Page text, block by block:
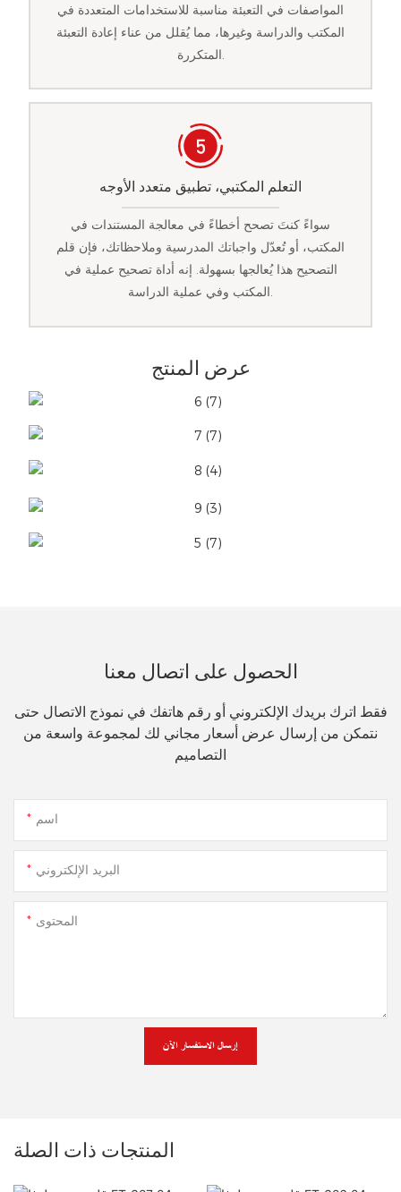
المواصفات في التعبئة مناسبة للاستخدامات المتعددة في
المكتب والدراسة وغيرها، مما يُقلل من عناء إعادة التعبئة
التعلم المكتبي، تطبيق متعدد الأوجه
سواءً كنتَ تصحح أخطاءً في معالجة المستندات في
المكتب، أو تُعدّل واجباتك المدرسية وملاحظاتك، فإن قلم
التصحيح هذا يُعالجها بسهولة. إنه أداة تصحيح عملية في
المكتب وفي عملية الدراسة.
عرض المنتج
الحصول على اتصال معنا
فقط اترك بريدك الإلكتروني أو رقم هاتفك في نموذج الاتصال حتى
نتمكن من إرسال عرض أسعار مجاني لك لمجموعة واسعة من
التصاميم
اسم
البريد الإلكتروني
المحتوى
إرسال الاستفسار الآن
المنتجات ذات الصلة